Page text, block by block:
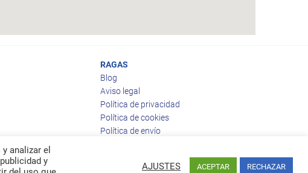
RAGAS
Blog
Aviso legal
Política de privacidad
Política de cookies
Política de envío
analizar el
y
AJUSTES ACEPTAR RECHAZAR